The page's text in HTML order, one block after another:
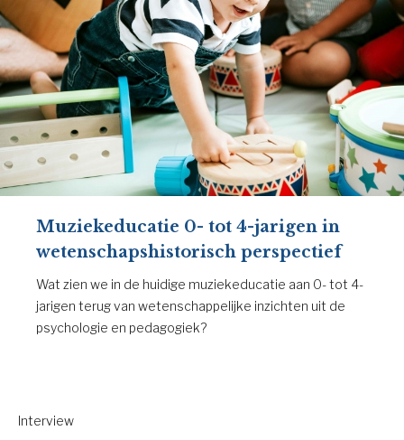
Muziekeducatie 0- tot 4-jarigen in
wetenschapshistorisch perspectief
Wat zien we in de huidige muziekeducatie aan 0- tot 4-
jarigen terug van wetenschappelijke inzichten uit de
psychologie en pedagogiek?
Interview